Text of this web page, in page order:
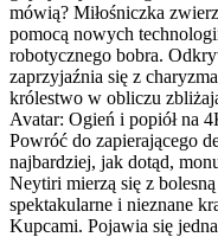
mówią? Miłośniczka
pomocą nowych
robotycznego bobra.
zaprzyjaźnia się z
królestwo w obliczu
Avatar: Ogień i popiół
Powróć do zapierającego
najbardziej, jak dotąd,
Neytiri mierzą się z
spektakularne i nieznane
Kupcami. Pojawia się